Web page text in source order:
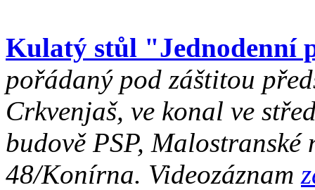
Kulatý stůl "Jednodenní
pořádaný pod záštitou
Crkvenjaš, ve konal ve
budově PSP,
48/Konírna. Videozáznam